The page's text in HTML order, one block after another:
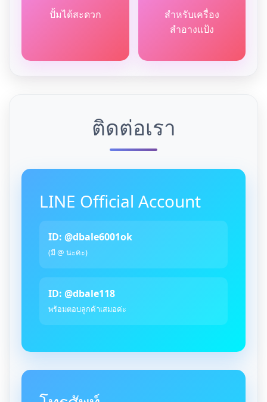
ปั้มได้สะดวก
สำหรับเครื่อง
สำอางแป้ง
ติดต่อเรา
LINE Official Account
ID: @dbale6001ok
(มี @ นะคะ)
ID: @dbale118
พร้อมตอบลูกค้าเสมอค่ะ